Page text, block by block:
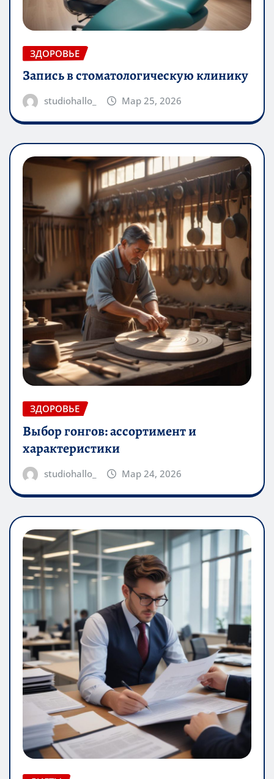
ЗДОРОВЬЕ
Запись в стоматологическую клинику
studiohallo_ Мар 25, 2026
ЗДОРОВЬЕ
Выбор гонгов: ассортимент и
характеристики
studiohallo_ Мар 24, 2026